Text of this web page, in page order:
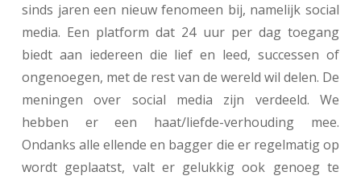
sinds jaren een nieuw fenomeen bij, namelijk social
media. Een platform dat 24 uur per dag toegang
biedt aan iedereen die lief en leed, successen of
ongenoegen, met de rest van de wereld wil delen. De
meningen over social media zijn verdeeld. We
hebben er een haat/liefde-verhouding mee.
Ondanks alle ellende en bagger die er regelmatig op
wordt geplaatst, valt er gelukkig ook genoeg te